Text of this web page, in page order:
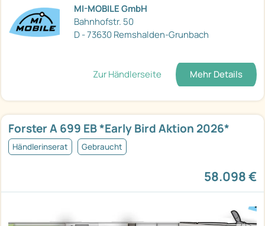
MI-MOBILE GmbH
Bahnhofstr. 50
D - 73630 Remshalden-Grunbach
Zur Händlerseite Mehr Details
Forster A 699 EB *Early Bird Aktion 2026*
Händlerinserat Gebraucht
58.098 €